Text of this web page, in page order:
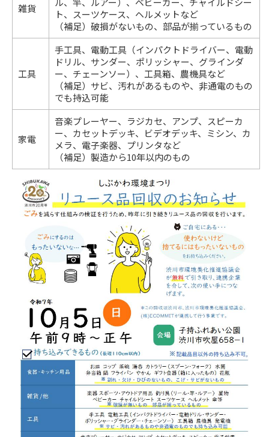
雑貨
ト、スーツケース、ヘルメットなど
（補足）破損がないもの、部品が揃っているもの
工具
手工具、電動工具（インパクトドライバー、電動
ドリル、サンダー、ポリッシャー、グラインダ
ー、チェーンソー）、工具箱、農機具など
（補足）サビ、汚れがあるものや、非通電のもの
でも持込可能
家電
音楽プレーヤー、ラジカセ、アンプ、スピーカ
ー、カセットデッキ、ビデオデッキ、ミシン、カ
メラ、電子楽器、プリンタなど
（補足）製造から10年以内のもの